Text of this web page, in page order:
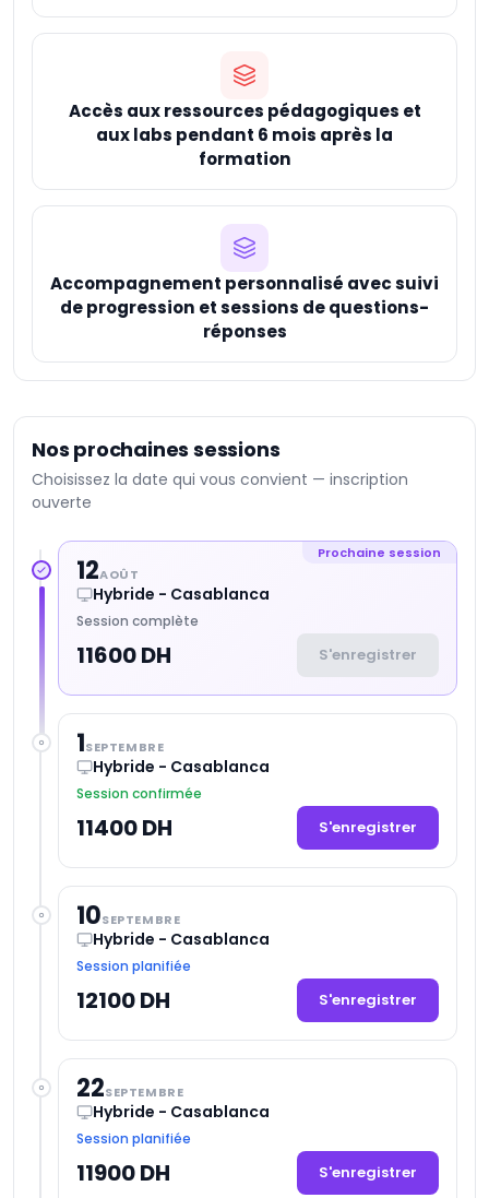
Accès aux ressources pédagogiques et
aux labs pendant 6 mois après la
formation
Accompagnement personnalisé avec suivi
de progression et sessions de questions-
réponses
Nos prochaines sessions
Choisissez la date qui vous convient — inscription
ouverte
Prochaine session
12AOÛT
Hybride - Casablanca
Session complète
11600 DH S'enregistrer
1SEPTEMBRE
Hybride - Casablanca
Session confirmée
11400 DH S'enregistrer
10SEPTEMBRE
Hybride - Casablanca
Session planifiée
12100 DH S'enregistrer
22SEPTEMBRE
Hybride - Casablanca
Session planifiée
11900 DH S'enregistrer